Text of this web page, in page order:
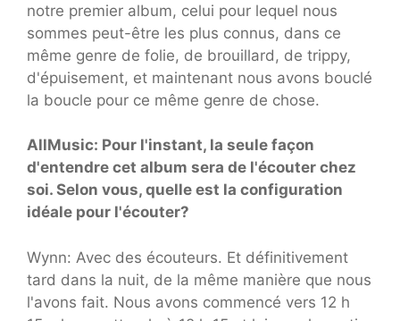
notre premier album, celui pour lequel nous
sommes peut-être les plus connus, dans ce
même genre de folie, de brouillard, de trippy,
d'épuisement, et maintenant nous avons bouclé
la boucle pour ce même genre de chose.
AllMusic: Pour l'instant, la seule façon
d'entendre cet album sera de l'écouter chez
soi. Selon vous, quelle est la configuration
idéale pour l'écouter?
Wynn: Avec des écouteurs. Et définitivement
tard dans la nuit, de la même manière que nous
l'avons fait. Nous avons commencé vers 12 h